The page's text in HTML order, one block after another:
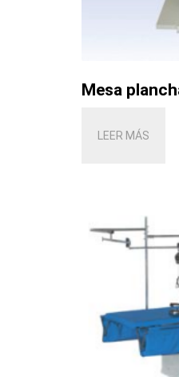
Mesa
LEER MÁS